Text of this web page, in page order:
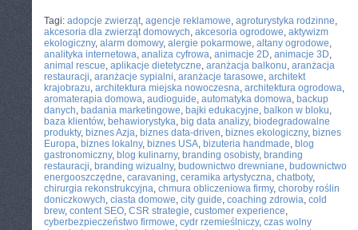
Tagi: adopcje zwierząt, agencje reklamowe, agroturystyka rodzinne,
akcesoria dla zwierząt domowych, akcesoria ogrodowe, aktywizm
ekologiczny, alarm domowy, alergie pokarmowe, altany ogrodowe,
analityka internetowa, analiza cyfrowa, animacje 2D, animacje 3D,
animal rescue, aplikacje dietetyczne, aranżacja balkonu, aranżacja
restauracji, aranżacje sypialni, aranżacje tarasowe, architekt
krajobrazu, architektura miejska nowoczesna, architektura ogrodowa,
aromaterapia domowa, audioguide, automatyka domowa, backup
danych, badania marketingowe, bajki edukacyjne, balkon w bloku,
baza klientów, behawiorystyka, big data analizy, biodegradowalne
produkty, biznes Azja, biznes data-driven, biznes ekologiczny, biznes
Europa, biznes lokalny, biznes USA, bizuteria handmade, blog
gastronomiczny, blog kulinarny, branding osobisty, branding
restauracji, branding wizualny, budownictwo drewniane, budownictwo
energooszczędne, caravaning, ceramika artystyczna, chatboty,
chirurgia rekonstrukcyjna, chmura obliczeniowa firmy, choroby roślin
doniczkowych, ciasta domowe, city guide, coaching zdrowia, cold
brew, content SEO, CSR strategie, customer experience,
cyberbezpieczeństwo firmowe, cydr rzemieślniczy, czas wolny